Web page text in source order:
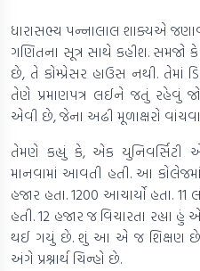
ધારાસભ્ય પન્નાલાલ શાક્યએ
ગણિતના સૂત્ર સાથે કહીશ.
છે, તે કોમ્પ્રેસર હાઉસ નથી. તેમાં
તેણે પ્રમાણપત્ર લઈને જતું રહેવું
એવી છે, જેના અઢી મૂળાક્ષરો
તેમણે કહ્યું કે, એક યુનિવર્સિટી
માનવામાં આવતી હતી. આ કોલેજમાં
હજાર હતા. 1200 આચાર્યો હતા.
હતી. 12 હજાર જ વિચારતા રહ્યા
થઈ ગયું છે. શું આ એ જ શિક્ષણ
અંગે પ્રશ્નાર્થ ચિન્હો છે.